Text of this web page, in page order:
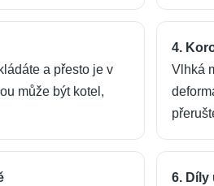
a přesto je v
může být kotel,
4.
Vlhká
6. Díly